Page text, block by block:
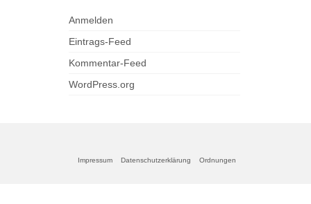
Anmelden
Eintrags-Feed
Kommentar-Feed
WordPress.org
Impressum Datenschutzerklärung Ordnungen